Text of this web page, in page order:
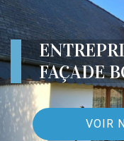
FAÇADE
VOIR